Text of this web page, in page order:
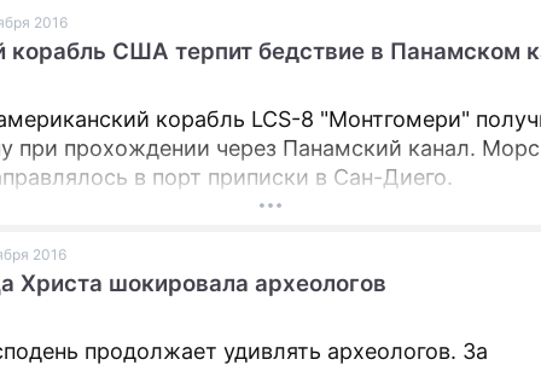
2016
корабль США терпит бедствие в Панамском
корабль LCS-8 "Монтгомери"
при прохождении через Панамский канал.
в порт приписки в Сан-Диего.
2016
Христа шокировала археологов
продолжает удивлять археологов. За